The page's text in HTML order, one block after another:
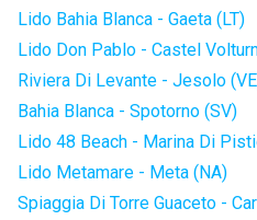
Lido Bahia Blanca - Gaeta (LT)
Lido Don Pablo - Castel
Riviera Di Levante - Jesolo
Bahia Blanca - Spotorno (SV)
Lido 48 Beach - Marina Di
Lido Metamare - Meta (NA)
Spiaggia Di Torre Guaceto -